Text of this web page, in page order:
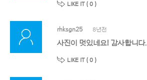
LIKE IT ( 0 )
rhksgn25 8년전
사진이 멋있네요! 감사합니다.
LIKE IT ( 0 )